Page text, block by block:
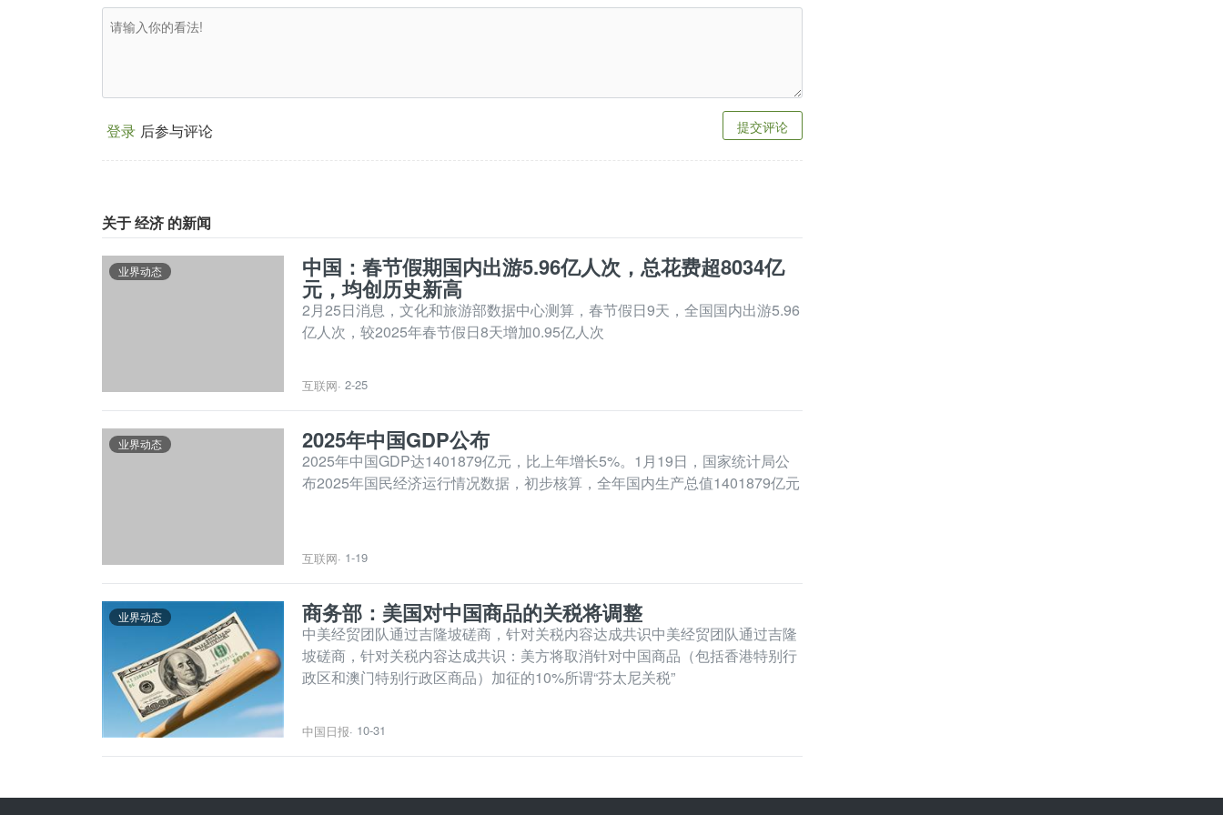
提交评论
登录 后参与评论
关于 经济 的新闻
业界动态 中国：春节假期国内出游5.96亿人次，总花费超8034亿
元，均创历史新高
2月25日消息，文化和旅游部数据中心测算，春节假日9天，全国国内出游5.96
亿人次，较2025年春节假日8天增加0.95亿人次
互联网· 2-25
业界动态 2025年中国GDP公布
2025年中国GDP达1401879亿元，比上年增长5%。1月19日，国家统计局公
布2025年国民经济运行情况数据，初步核算，全年国内生产总值1401879亿元
互联网· 1-19
业界动态 商务部：美国对中国商品的关税将调整
中美经贸团队通过吉隆坡磋商，针对关税内容达成共识中美经贸团队通过吉隆
坡磋商，针对关税内容达成共识：美方将取消针对中国商品（包括香港特别行
政区和澳门特别行政区商品）加征的10%所谓“芬太尼关税”
中国日报· 10-31